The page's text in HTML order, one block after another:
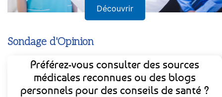
Découvrir
Sondage d'Opinion
Préférez-vous consulter des sources
médicales reconnues ou des blogs
personnels pour des conseils de santé ?